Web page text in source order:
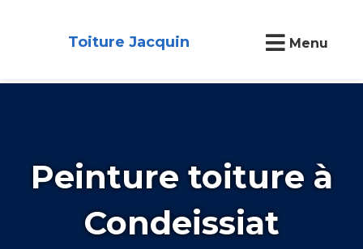
Toiture Jacquin Menu
Peinture toiture à
Condeissiat